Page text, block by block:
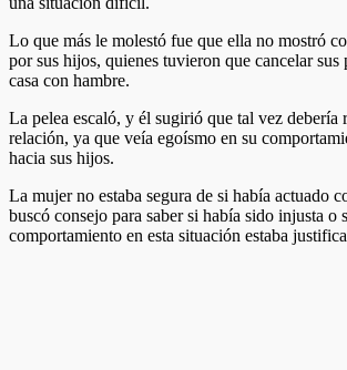
Lo que más le molestó fue que ella no mostró
por sus hijos, quienes tuvieron que cancelar sus
casa con hambre.
La pelea escaló, y él sugirió que tal vez debería
relación, ya que veía egoísmo en su
hacia sus hijos.
La mujer no estaba segura de si había actuado
buscó consejo para saber si había sido injusta o
comportamiento en esta situación estaba